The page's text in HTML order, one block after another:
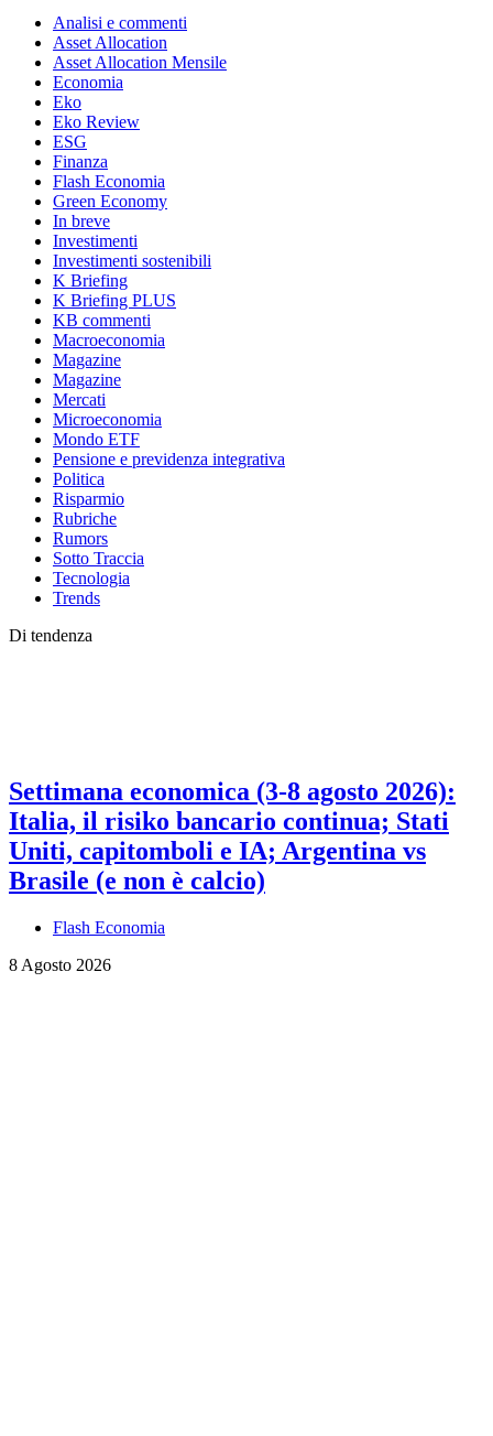
Analisi e commenti
Asset Allocation
Asset Allocation Mensile
Economia
Eko
Eko Review
ESG
Finanza
Flash Economia
Green Economy
In breve
Investimenti
Investimenti sostenibili
K Briefing
K Briefing PLUS
KB commenti
Macroeconomia
Magazine
Magazine
Mercati
Microeconomia
Mondo ETF
Pensione e previdenza integrativa
Politica
Risparmio
Rubriche
Rumors
Sotto Traccia
Tecnologia
Trends
Di tendenza
Settimana economica (3-8 agosto 2026):
Italia, il risiko bancario continua; Stati
Uniti, capitomboli e IA; Argentina vs
Brasile (e non è calcio)
Flash Economia
8 Agosto 2026